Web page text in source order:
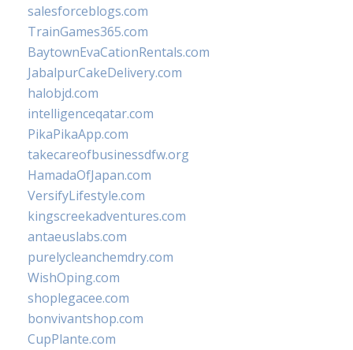
salesforceblogs.com
TrainGames365.com
BaytownEvaCationRentals.com
JabalpurCakeDelivery.com
halobjd.com
intelligenceqatar.com
PikaPikaApp.com
takecareofbusinessdfw.org
HamadaOfJapan.com
VersifyLifestyle.com
kingscreekadventures.com
antaeuslabs.com
purelycleanchemdry.com
WishOping.com
shoplegacee.com
bonvivantshop.com
CupPlante.com